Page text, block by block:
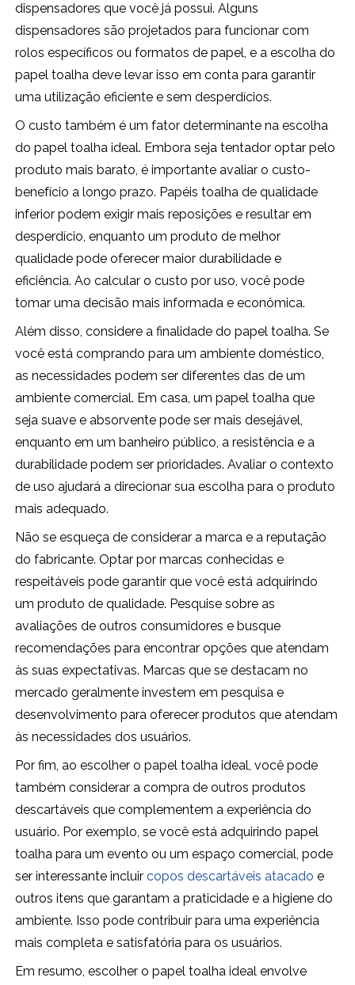
dispensadores que você já possui. Alguns
dispensadores são projetados para funcionar com
rolos específicos ou formatos de papel, e a escolha do
papel toalha deve levar isso em conta para garantir
uma utilização eficiente e sem desperdícios.
O custo também é um fator determinante na escolha
do papel toalha ideal. Embora seja tentador optar pelo
produto mais barato, é importante avaliar o custo-
benefício a longo prazo. Papéis toalha de qualidade
inferior podem exigir mais reposições e resultar em
desperdício, enquanto um produto de melhor
qualidade pode oferecer maior durabilidade e
eficiência. Ao calcular o custo por uso, você pode
tomar uma decisão mais informada e econômica.
Além disso, considere a finalidade do papel toalha. Se
você está comprando para um ambiente doméstico,
as necessidades podem ser diferentes das de um
ambiente comercial. Em casa, um papel toalha que
seja suave e absorvente pode ser mais desejável,
enquanto em um banheiro público, a resistência e a
durabilidade podem ser prioridades. Avaliar o contexto
de uso ajudará a direcionar sua escolha para o produto
mais adequado.
Não se esqueça de considerar a marca e a reputação
do fabricante. Optar por marcas conhecidas e
respeitáveis pode garantir que você está adquirindo
um produto de qualidade. Pesquise sobre as
avaliações de outros consumidores e busque
recomendações para encontrar opções que atendam
às suas expectativas. Marcas que se destacam no
mercado geralmente investem em pesquisa e
desenvolvimento para oferecer produtos que atendam
às necessidades dos usuários.
Por fim, ao escolher o papel toalha ideal, você pode
também considerar a compra de outros produtos
descartáveis que complementem a experiência do
usuário. Por exemplo, se você está adquirindo papel
toalha para um evento ou um espaço comercial, pode
ser interessante incluircopos descartáveis atacadoe
outros itens que garantam a praticidade e a higiene do
ambiente. Isso pode contribuir para uma experiência
mais completa e satisfatória para os usuários.
Em resumo, escolher o papel toalha ideal envolve